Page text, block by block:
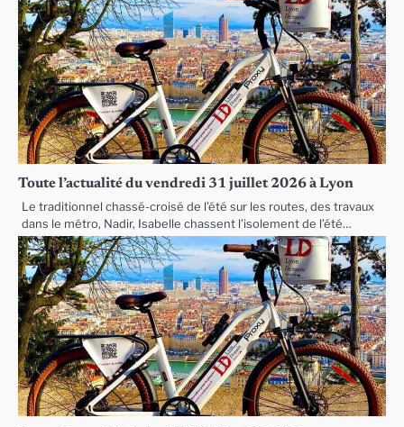
Toute l’actualité du vendredi 31 juillet 2026 à Lyon
Le traditionnel chassé-croisé de l’été sur les routes, des travaux
dans le métro, Nadir, Isabelle chassent l’isolement de l’été…